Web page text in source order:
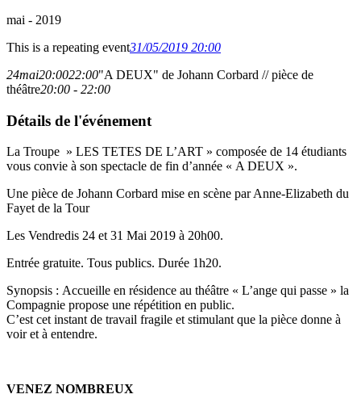
mai - 2019
This is a repeating event31/05/2019 20:00
24mai20:0022:00"A DEUX" de Johann Corbard // pièce de
théâtre20:00 - 22:00
Détails de l'événement
La Troupe » LES TETES DE L’ART » composée de 14 étudiants
vous convie à son spectacle de fin d’année « A DEUX ».
Une pièce de Johann Corbard mise en scène par Anne-Elizabeth du
Fayet de la Tour
Les Vendredis 24 et 31 Mai 2019 à 20h00.
Entrée gratuite. Tous publics. Durée 1h20.
Synopsis : Accueille en résidence au théâtre « L’ange qui passe » la
Compagnie propose une répétition en public.
C’est cet instant de travail fragile et stimulant que la pièce donne à
voir et à entendre.
VENEZ NOMBREUX